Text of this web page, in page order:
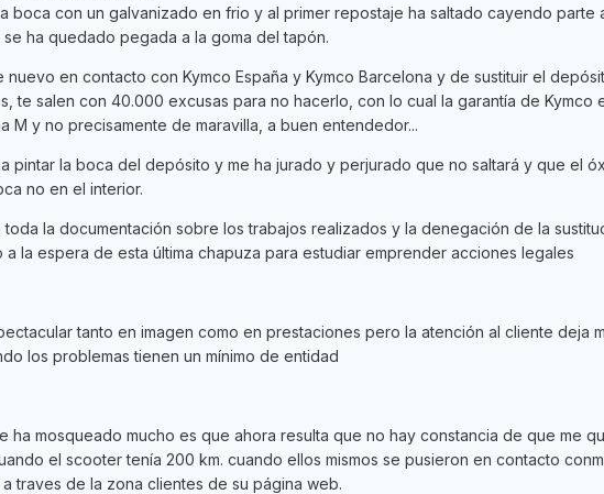
boca con un galvanizado en frio y al primer repostaje ha saltado cayendo parte
ha quedado pegada a la goma del tapón.
nuevo en contacto con Kymco España y Kymco Barcelona y de sustituir el
te salen con 40.000 excusas para no hacerlo, con lo cual la garantía de Kymco
M y no precisamente de maravilla, a buen entendedor...
pintar la boca del depósito y me ha jurado y perjurado que no saltará y que el
no en el interior.
toda la documentación sobre los trabajos realizados y la denegación de la
a la espera de esta última chapuza para estudiar emprender acciones legales
tanto en imagen como en prestaciones pero la atención al cliente deja
los problemas tienen un mínimo de entidad
ha mosqueado mucho es que ahora resulta que no hay constancia de que me
el scooter tenía 200 km. cuando ellos mismos se pusieron en contacto
traves de la zona clientes de su página web.